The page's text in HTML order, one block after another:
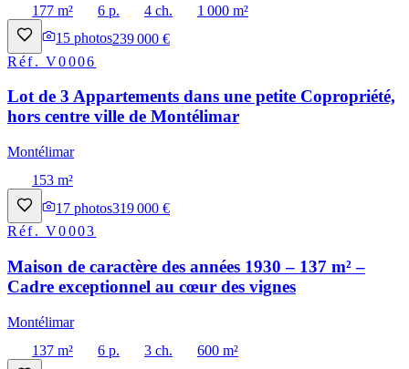
177 m²
6 p. 4 ch.
1 000 m²
15 photos239 000 €
Réf.V0006
Lot de 3 Appartements dans une petite Copropriété,
hors centre ville de Montélimar
Montélimar
153 m²
17 photos319 000 €
Réf.V0003
Maison de caractère des années 1930 – 137 m² –
Cadre exceptionnel au cœur des vignes
Montélimar
137 m²
6 p. 3 ch.
600 m²